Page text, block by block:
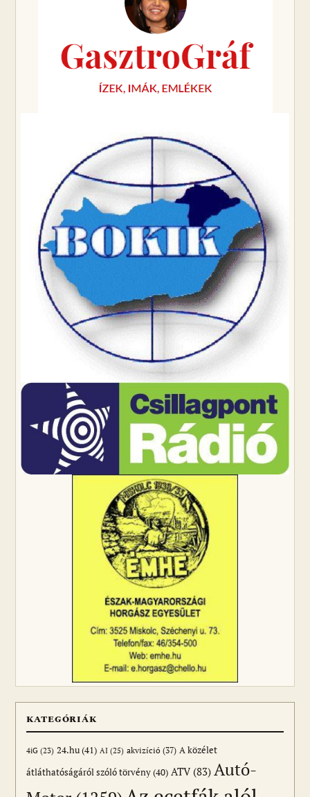
KATEGÓRIÁK
4iG (23) 24.hu(41) AI (25) akvizíció (37) A közélet
átláthatóságáról szóló törvény(40) ATV(83) Autó-